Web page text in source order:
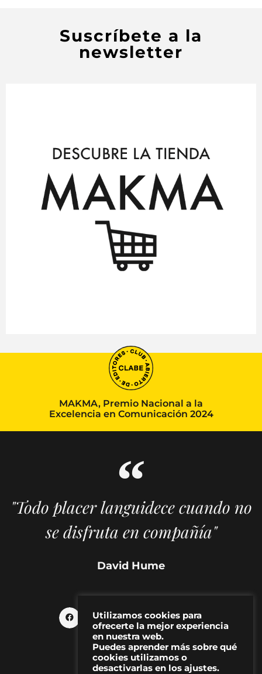
Suscríbete a la
newsletter
MAKMA, Premio Nacional a la
Excelencia en Comunicación 2024
"Todo placer languidece cuando no
se disfruta en compañía"
David Hume
Utilizamos cookies para
ofrecerte la mejor experiencia
en nuestra web.
Puedes aprender más sobre qué
cookies utilizamos o
desactivarlas en los ajustes.